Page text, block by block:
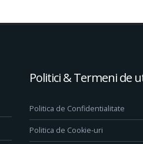
Politici & Termeni de
Politica de Confidentialitate
Politica de Cookie-uri